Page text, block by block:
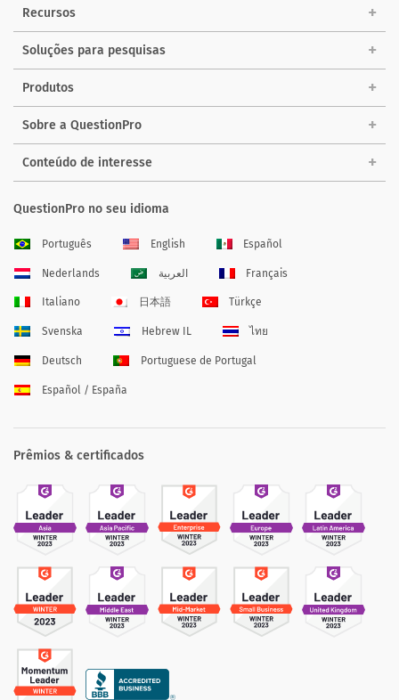
Recursos
Soluções para pesquisas
Produtos
Sobre a QuestionPro
Conteúdo de interesse
QuestionPro no seu idioma
Português English Español
Nederlands العربية Français
Italiano 日本語 Türkçe
Svenska Hebrew IL ไทย
Deutsch Portuguese de Portugal
Español / España
Prêmios & certificados